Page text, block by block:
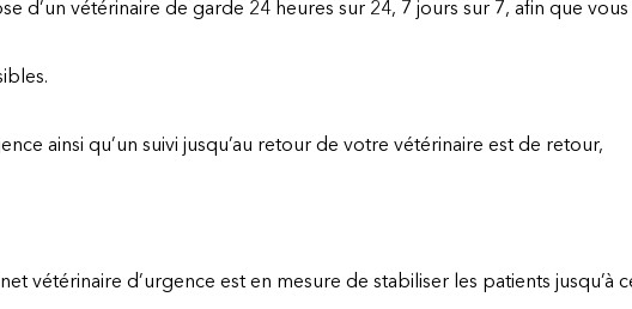
d’un vétérinaire de garde 24 heures sur 24, 7 jours sur 7, afin que vous
ainsi qu’un suivi jusqu’au retour de votre vétérinaire est de retour,
vétérinaire d’urgence est en mesure de stabiliser les patients jusqu’à